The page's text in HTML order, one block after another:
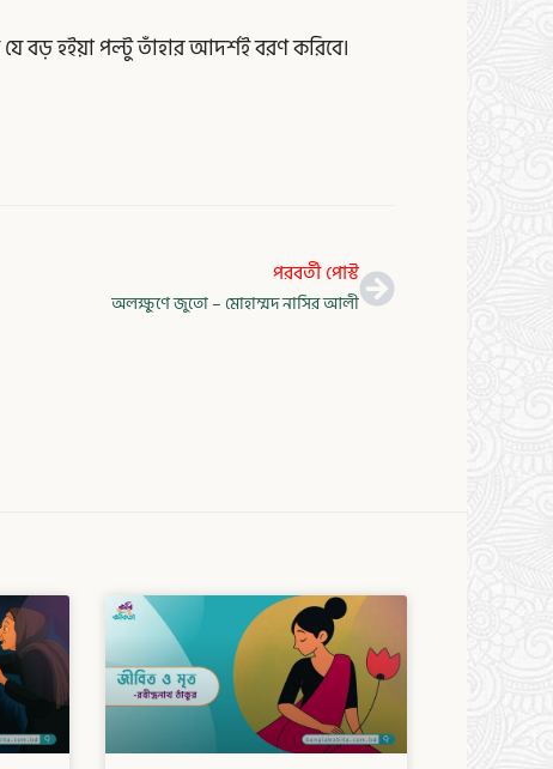
বড় হইয়া পল্টু তাঁহার আদর্শই বরণ করিবে।
পরবর্তী পোস্ট
অলক্ষুণে জুতো – মোহাম্মদ নাসির আলী
Next